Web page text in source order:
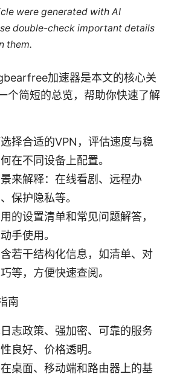
were generated with AI
double-check important details
them.
加速器是本文的核心关
个简短的总览，帮助你快速了解
择合适的VPN，评估速度与稳
在不同设备上配置。
来解释：在线看剧、远程办
保护隐私等。
的设置清单和常见问题解答，
手使用。
若干结构化信息，如清单、对
等，方便快速查阅。
南
志政策、强加密、可靠的服务
良好、价格透明。
桌面、移动端和路由器上的基